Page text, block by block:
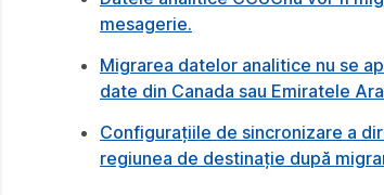
mesagerie.
Migrarea datelor analitice nu se
date din Canada sau Emiratele
Configurațiile de sincronizare a
regiunea de destinație după